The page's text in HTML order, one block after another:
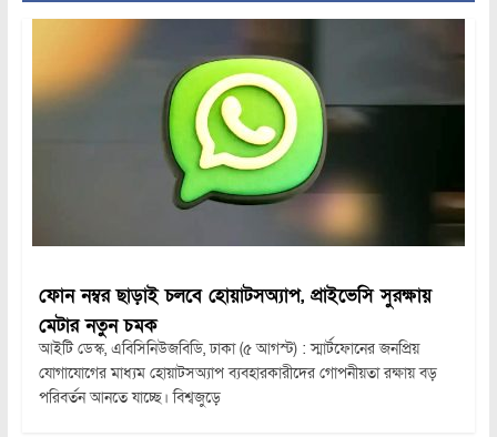
ফোন নম্বর ছাড়াই চলবে হোয়াটসঅ্যাপ, প্রাইভেসি সুরক্ষায়
মেটার নতুন চমক
আইটি ডেস্ক, এবিসিনিউজবিডি, ঢাকা (৫ আগস্ট) : স্মার্টফোনের জনপ্রিয়
যোগাযোগের মাধ্যম হোয়াটসঅ্যাপ ব্যবহারকারীদের গোপনীয়তা রক্ষায় বড়
পরিবর্তন আনতে যাচ্ছে। বিশ্বজুড়ে